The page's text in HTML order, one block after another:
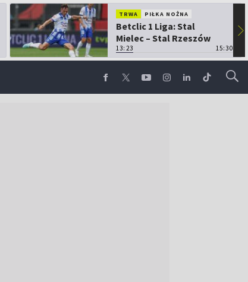
TRWA PIŁKA NOŻNA
Betclic 1 Liga: Stal
Mielec – Stal Rzeszów
13:23 15:30
▶